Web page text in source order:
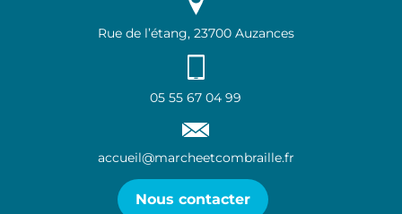
Rue de l’étang, 23700 Auzances
05 55 67 04 99
accueil@marcheetcombraille.fr
Nous contacter